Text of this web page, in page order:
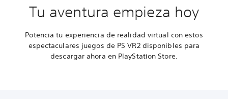
Tu aventura empieza hoy
Potencia tu experiencia de realidad virtual con estos
espectaculares juegos de PS VR2 disponibles para
descargar ahora en PlayStation Store.